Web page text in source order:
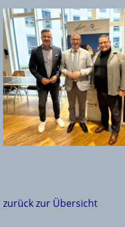
zurück zur Übersicht